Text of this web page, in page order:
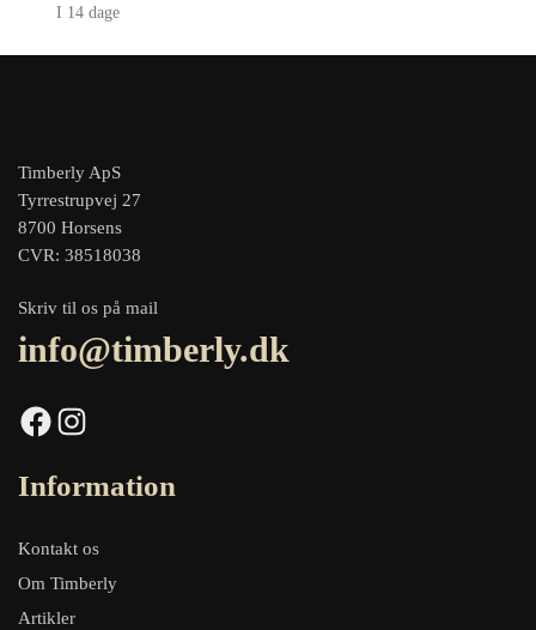
I 14 dage
Timberly ApS
Tyrrestrupvej 27
8700 Horsens
CVR: 38518038
Skriv til os på mail
info@timberly.dk
Facebook Instagram
Information
Kontakt os
Om Timberly
Artikler